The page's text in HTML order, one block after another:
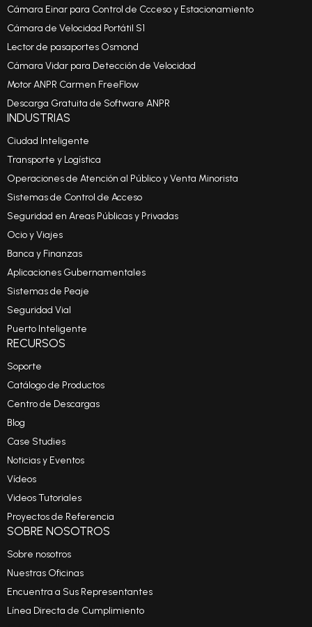
Cámara Einar para Control de Ccceso y Estacionamiento
Cámara de Velocidad Portátil S1
Lector de pasaportes Osmond
Cámara Vidar para Detección de Velocidad
Motor ANPR Carmen FreeFlow
Descarga Gratuita de Software ANPR
INDUSTRIAS
Ciudad Inteligente
Transporte y Logística
Operaciones de Atención al Público y Venta Minorista
Sistemas de Control de Acceso
Seguridad en Areas Públicas y Privadas
Ocio y Viajes
Banca y Finanzas
Aplicaciones Gubernamentales
Sistemas de Peaje
Seguridad Vial
Puerto Inteligente
RECURSOS
Soporte
Catálogo de Productos
Centro de Descargas
Blog
Case Studies
Noticias y Eventos
Vídeos
Videos Tutoriales
Proyectos de Referencia
SOBRE NOSOTROS
Sobre nosotros
Nuestras Oficinas
Encuentra a Sus Representantes
Línea Directa de Cumplimiento